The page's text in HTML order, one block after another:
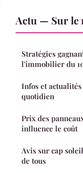
Actu — Sur le
Stratégies
l'immobilier du
Infos et
quotidien
Prix des
influence le coût
Avis sur cap
de tous